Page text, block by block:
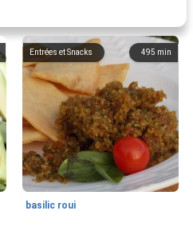
495 min
Entrées et Snacks
basilic roui